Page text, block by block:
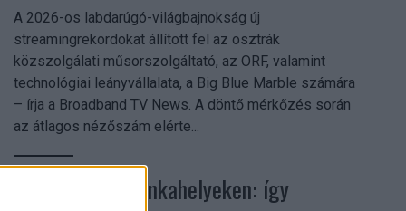
A 2026-os labdarúgó-világbajnokság új
streamingrekordokat állított fel az osztrák
közszolgálati műsorszolgáltató, az ORF, valamint
technológiai leányvállalata, a Big Blue Marble számára
– írja a Broadband TV News. A döntő mérkőzés során
az átlagos nézőszám elérte...
Shadow AI a munkahelyeken: így